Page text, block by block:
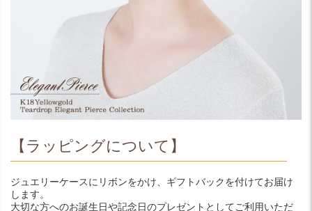
【ラッピングについて】
ジュエリーケースにリボンをかけ、ギフトバックを付けてお届け
します。
大切な方へのお誕生日や記念日のプレゼントとしてご利用いただ